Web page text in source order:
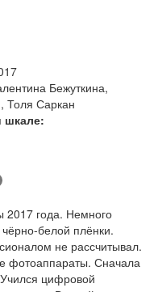
Бежуткина,
Толя Саркан
шкале:
2017 года. Немного
белой плёнки.
не рассчитывал.
фотоаппараты. Сначала
цифровой